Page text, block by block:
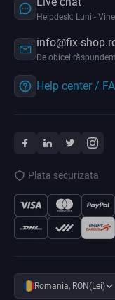
Helpdesk: Luni -
info@fix-
De obicei
Help center /
Plata securizata
Romania, RON(Lei)